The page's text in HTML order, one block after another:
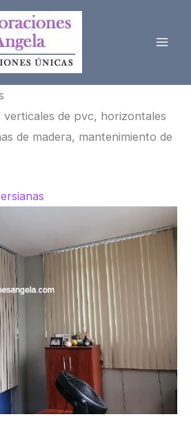
verticales de pvc, horizontales
de madera, mantenimiento de